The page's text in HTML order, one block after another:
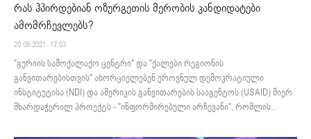
რას ჰპირდებიან ოზურგეთის მერობის კანდიდატები
ამომრჩევლებს?
20.09.2021. 17:03
"გურიის სამოქალაქო ცენტრი" და "ქალები რეგიონის
განვითარებისთვის" ახორციელებენ ეროვნულ დემოკრატიული
ინსტიტუტისა (NDI) და ამერიკის განვითარების სააგენტოს (USAID) მიერ
მხარდაჭერილ პროექტს - "ინფორმირებული არჩევანი", რომლის...